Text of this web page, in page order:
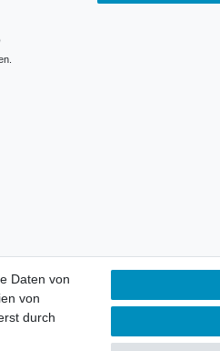
Daten von
von
durch